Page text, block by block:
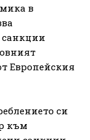
в
Европейския
си
към